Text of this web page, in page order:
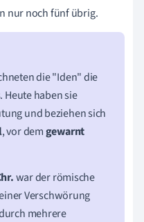
nur noch fünf übrig.
die "Iden" die
Heute haben sie
und beziehen sich
, vor demgewarnt
war der römische
Verschwörung
mehrere